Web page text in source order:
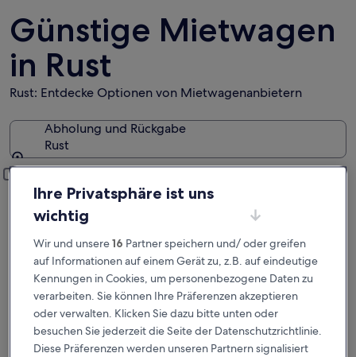
Günstige Mietwagen
in Rust
Rust: Entdecke Optionen von Mietwagenanbietern
Abholung und Rückgabe
Rust
Abholung und Rückgabe
Abholdatum
20. Aug.
Rückgabedatum
21. Aug.
Abholzeit
Rückgabezeit
Ich habe einen Rabattcode
Suchen
Ihre Privatsphäre ist uns
wichtig
Wir und unsere16 Partner speichern und/ oder greifen
auf Informationen auf einem Gerät zu, z.B. auf eindeutige
Kennungen in Cookies, um personenbezogene Daten zu
verarbeiten. Sie können Ihre Präferenzen akzeptieren
oder verwalten. Klicken Sie dazu bitte unten oder
besuchen Sie jederzeit die Seite der Datenschutzrichtlinie.
Diese Präferenzen werden unseren Partnern signalisiert